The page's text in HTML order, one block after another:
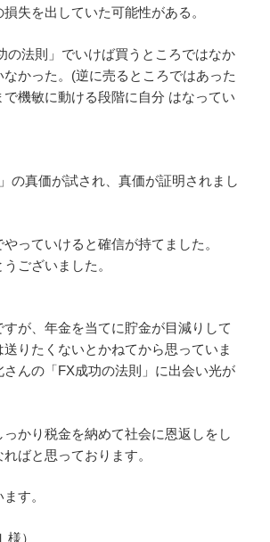
失を出していた可能性がある。
の法則」でいけば買うところではなか
なかった。(逆に売るところではあった
機敏に動ける段階に自分 はなってい
の真価が試され、真価が証明されまし
っていけると確信が持てました。
ございました。
が、年金を当てに貯金が目減りして
りたくないとかねてから思っていま
さんの「FX成功の法則」に出会い光が
っかり税金を納めて社会に恩返しをし
ばと思っております。
す。
）